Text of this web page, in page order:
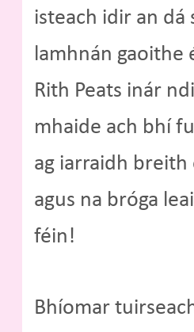
isteach idir an dá
lamhnán gaoithe
Rith Peats inár
mhaide ach bhí
ag iarraidh
agus na bróga
féin!
Bhíomar